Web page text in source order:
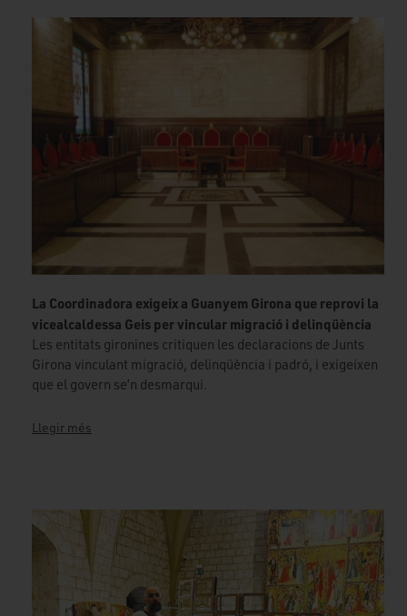
La Coordinadora exigeix a Guanyem Girona que reprovi la
vicealcaldessa Geis per vincular migració i delinqüència
Les entitats gironines critiquen les declaracions de Junts
Girona vinculant migració, delinqüència i padró, i exigeixen
que el govern se’n desmarqui.
Llegir més